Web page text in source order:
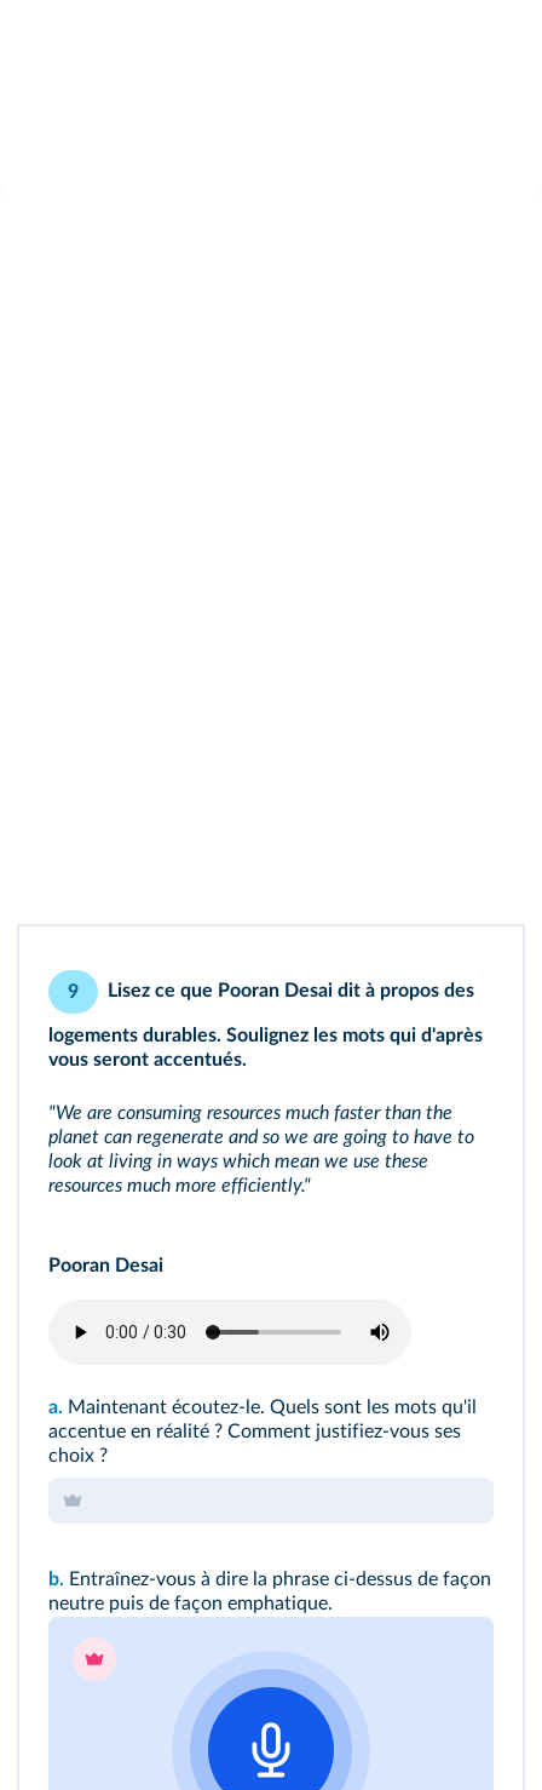
9 Lisez ce que Pooran Desai dit à propos des
logements durables. Soulignez les mots qui d'après
vous seront accentués.
"We are consuming resources much faster than the
planet can regenerate and so we are going to have to
look at living in ways which mean we use these
resources much more efficiently."
Pooran Desai
a. Maintenant écoutez-le. Quels sont les mots qu'il
accentue en réalité ? Comment justifiez-vous ses
choix ?
b. Entraînez-vous à dire la phrase ci-dessus de façon
neutre puis de façon emphatique.